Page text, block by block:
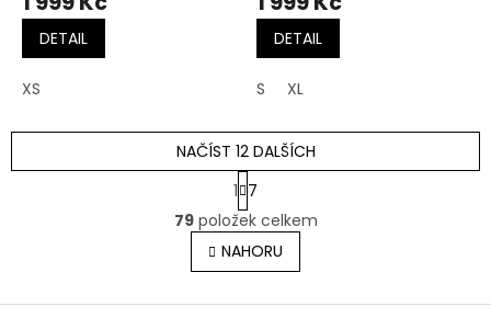
DETAIL
XS
DETAIL
S XL
O
v
l
á
NAČÍST 12 DALŠÍCH
S
t
r
á
n
k
v
1 7
79položek celkem
NAHORU
Z